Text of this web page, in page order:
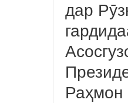
дар
Раҳмон